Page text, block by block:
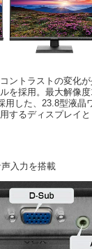
ントラストの変化
を採用。最大解像
用した、23.8型液晶
するディスプレイと
入力を搭載